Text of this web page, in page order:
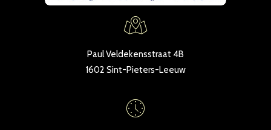
Paul Veldekensstraat 4B
1602 Sint-Pieters-Leeuw